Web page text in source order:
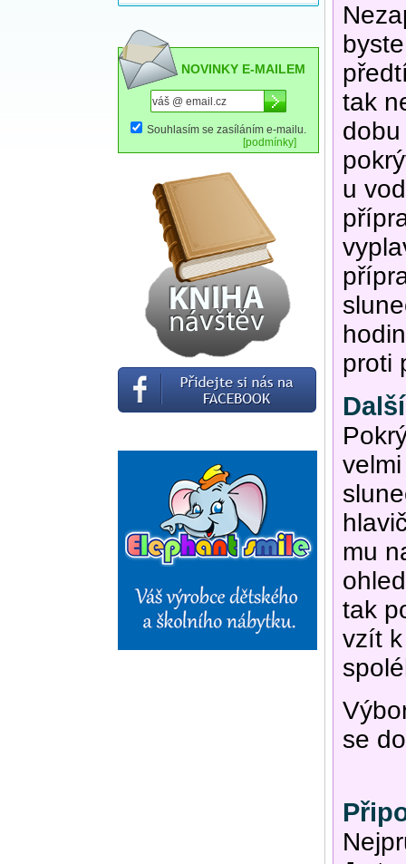
NOVINKY E-MAILEM
Souhlasím se zasíláním e-mailu.
[podmínky]
tak
u
proti
mu
tak
vzít
se